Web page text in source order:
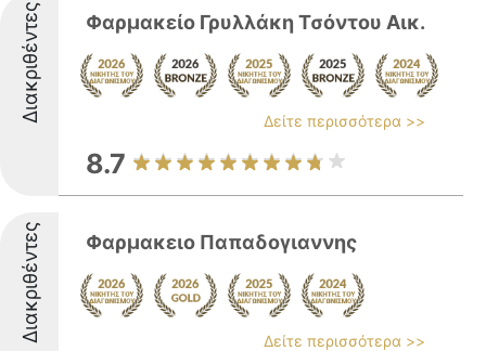
Διακριθέντες Φαρμακείο Γρυλλάκη Τσόντου Αικ.
Δείτε περισσότερα >>
8.7
Διακριθέντες Φαρμακειο Παπαδογιαννης
Δείτε περισσότερα >>